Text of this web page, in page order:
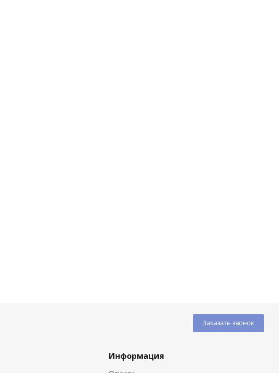
Заказать звонок
Информация